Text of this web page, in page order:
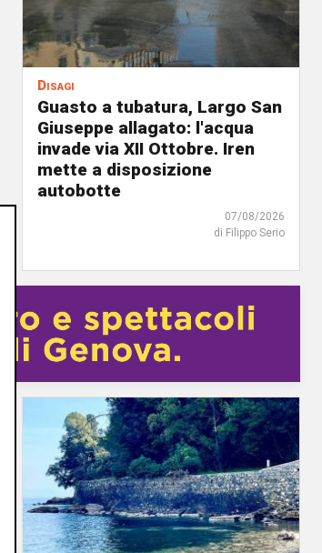
Disagi
Guasto a tubatura, Largo San
Giuseppe allagato: l'acqua
invade via XII Ottobre. Iren
mette a disposizione
autobotte
07/08/2026
di Filippo Serio